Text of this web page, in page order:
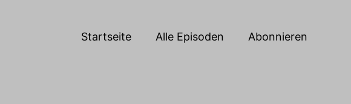
Startseite Alle Episoden Abonnieren